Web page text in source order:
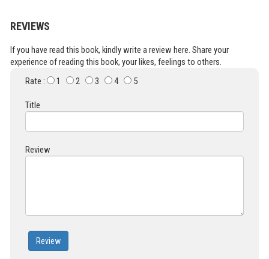
REVIEWS
If you have read this book, kindly write a review here. Share your
experience of reading this book, your likes, feelings to others.
Rate :
1 2 3 4 5
Title
Review
Review